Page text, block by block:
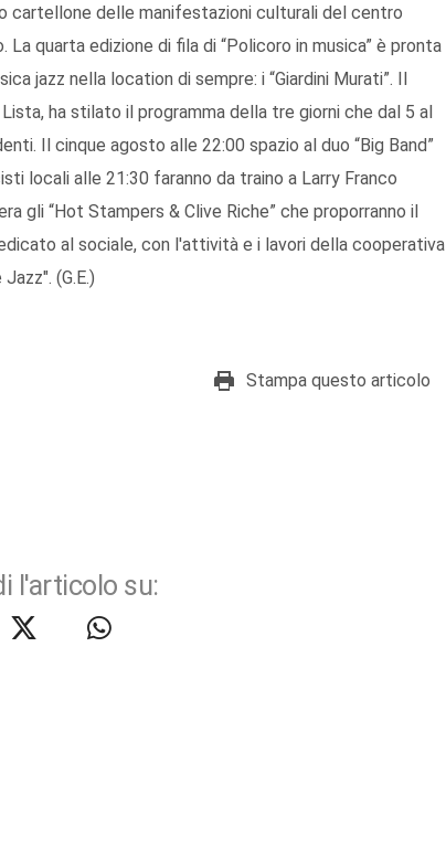
cartellone delle manifestazioni culturali del centro
quarta edizione di fila di “Policoro in musica” è pronta
jazz nella location di sempre: i “Giardini Murati”. Il
ha stilato il programma della tre giorni che dal 5 al
Il cinque agosto alle 22:00 spazio al duo “Big Band”
locali alle 21:30 faranno da traino a Larry Franco
gli “Hot Stampers & Clive Riche” che proporranno il
al sociale, con l'attività e i lavori della cooperativa
(G.E.)
Stampa questo articolo
l'articolo su: